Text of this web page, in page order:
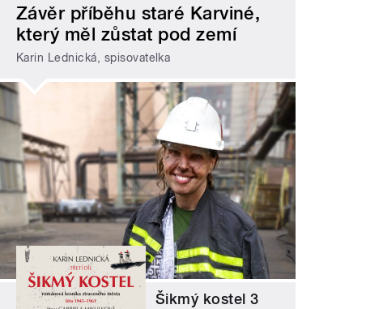
Závěr příběhu staré Karviné,
který měl zůstat pod zemí
Karin Lednická, spisovatelka
Šikmý kostel 3